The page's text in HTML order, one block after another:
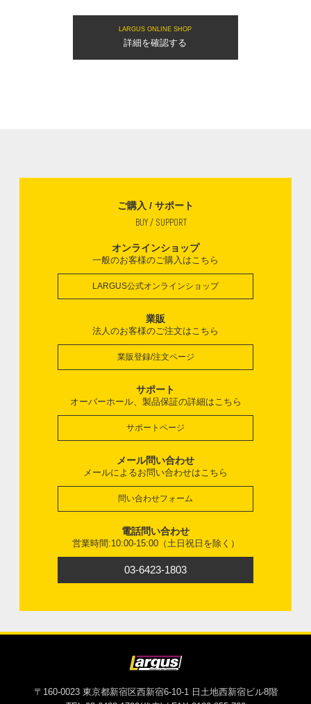
LARGUS ONLINE SHOP
詳細を確認する
ご購入 / サポート
BUY / SUPPORT
オンラインショップ
一般のお客様のご購入はこちら
LARGUS公式オンラインショップ
業販
法人のお客様のご注文はこちら
業販登録/注文ページ
サポート
オーバーホール、製品保証の詳細はこちら
サポートページ
メール問い合わせ
メールによるお問い合わせはこちら
問い合わせフォーム
電話問い合わせ
営業時間:10:00-15:00（土日祝日を除く）
03-6423-1803
〒160-0023 東京都新宿区西新宿6-10-1 日土地西新宿ビル8階